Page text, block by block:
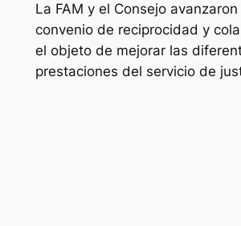
La FAM y el Consejo
convenio de reciprocidad y
el objeto de mejorar las
prestaciones del servicio de